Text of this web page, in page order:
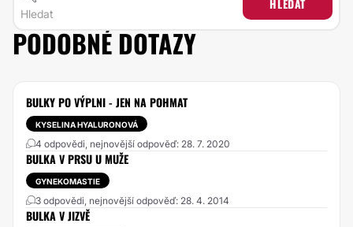
HLEDAT
PODOBNÉ DOTAZY
BULKY PO VÝPLNI - JEN NA POHMAT
KYSELINA HYALURONOVÁ
4 odpovědi, nejnovější odpověď: 28. 7. 2020
BULKA V PRSU U MUŽE
GYNEKOMASTIE
3 odpovědi, nejnovější odpověď: 28. 4. 2014
BULKA V JIZVĚ